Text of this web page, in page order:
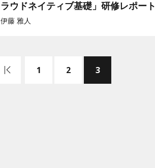
ラウドネイティブ基礎」研修レポート
伊藤 雅人
先頭へ
1 2 3